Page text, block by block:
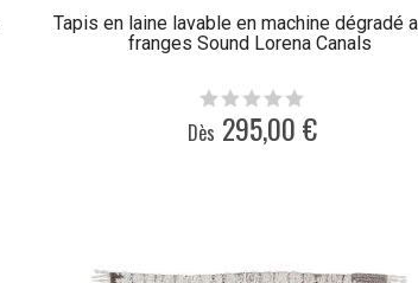
Tapis en laine lavable en machine dégradé
franges Sound Lorena Canals
Dès 295,00 €